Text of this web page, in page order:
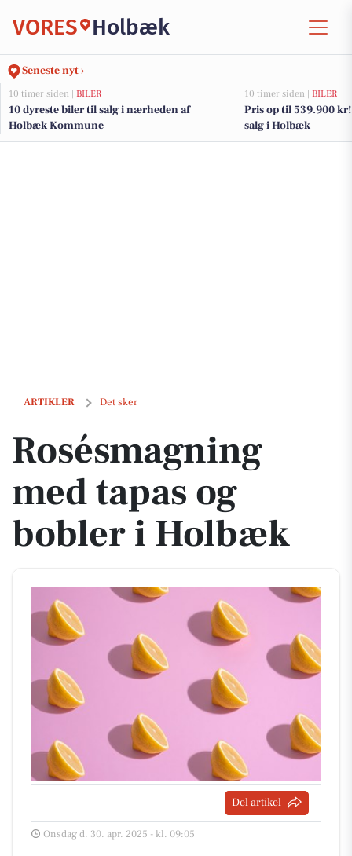
VORES Holbæk
Seneste nyt ›
10 timer siden | BILER
10 dyreste biler til salg i nærheden af
Holbæk Kommune
10 timer siden | BILER
Pris op til 539.900
salg i Holbæk
ARTIKLER Det sker
Rosésmagning med tapas og bobler i Holbæk
Rosésmagning
med tapas og
bobler i Holbæk
Del artikel
Onsdag d. 30. apr. 2025 - kl. 09:05